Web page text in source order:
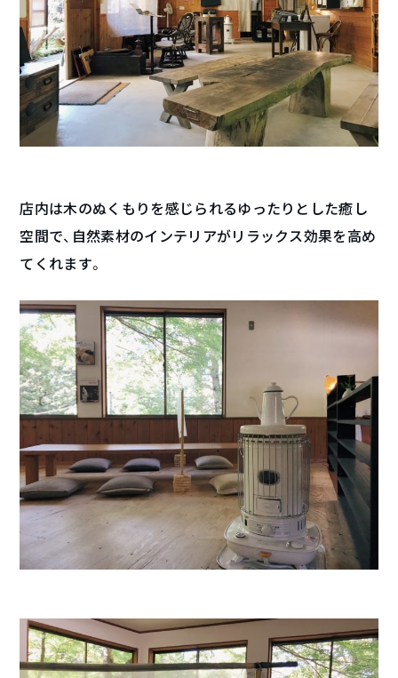
店内は木のぬくもりを感じられるゆったりとした癒し
空間で、自然素材のインテリアがリラックス効果を高め
てくれます。